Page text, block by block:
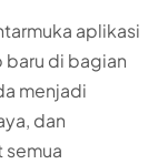
aplikasi
baru di bagian
menjadi
dan
semua